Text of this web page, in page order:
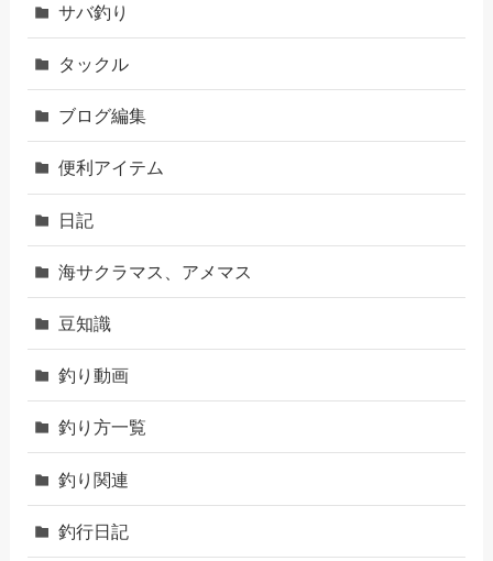
サバ釣り
タックル
ブログ編集
便利アイテム
日記
海サクラマス、アメマス
豆知識
釣り動画
釣り方一覧
釣り関連
釣行日記